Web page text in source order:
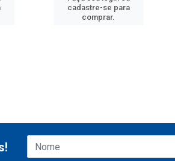
cadastre-se para
comprar.